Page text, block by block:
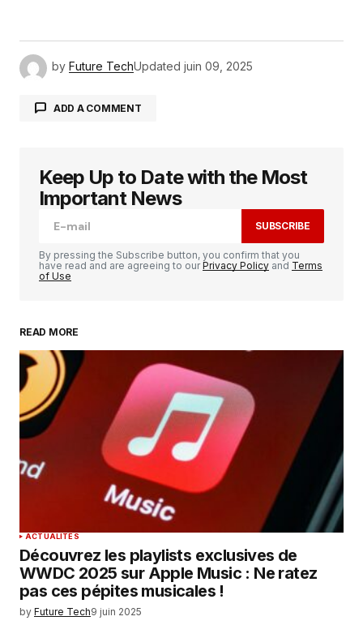
by Future TechUpdated juin 09, 2025
ADD A COMMENT
Votre adresse e-mail ne sera pas publiée. Les
champs obligatoires sont indiqués avec
Your Name
Your E-mail
Enregistrer mon nom, mon e-mail et mon
site dans le navigateur pour mon prochain
commentaire.
SUBMIT COMMENT
Keep Up to Date with the Most
Important News
SUBSCRIBE
By pressing the Subscribe button, you confirm that you
have read and are agreeing to ourPrivacy Policy and Terms
of Use
READ MORE
ACTUALITÉS
Découvrez les playlists exclusives de
WWDC 2025 sur Apple Music : Ne ratez
pas ces pépites musicales !
by Future Tech9 juin 2025